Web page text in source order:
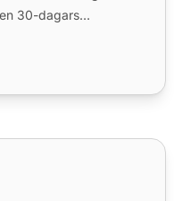
30-dagars